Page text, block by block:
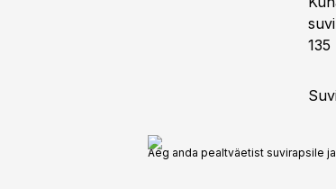
Aeg anda pealtväetist suvirapsile